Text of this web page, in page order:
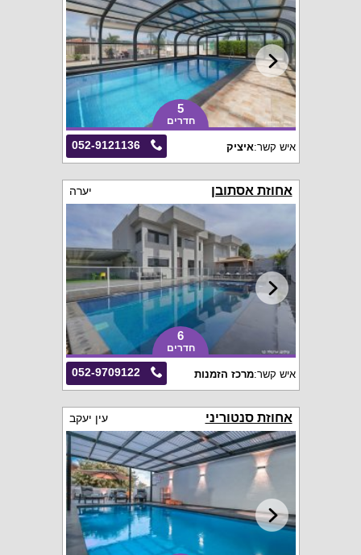
5
חדרים
052-9121136 איש קשר:איציק
אחוזת אסתובן יערה
6
חדרים
052-9709122 איש קשר:מרכז הזמנות
אחוזת סנטוריני עין יעקב